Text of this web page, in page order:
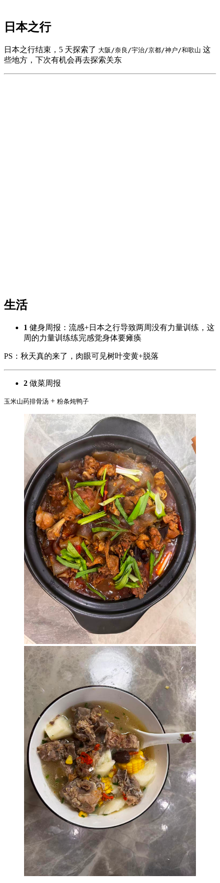
日本之行
日本之行结束，5 天探索了 大阪/奈良/宇治/京都/神户/和歌山 这
些地方，下次有机会再去探索关东
生活
1 健身周报：流感+日本之行导致两周没有力量训练，这
周的力量训练练完感觉身体要瘫痪
PS：秋天真的来了，肉眼可见树叶变黄+脱落
2 做菜周报
玉米山药排骨汤 + 粉条炖鸭子